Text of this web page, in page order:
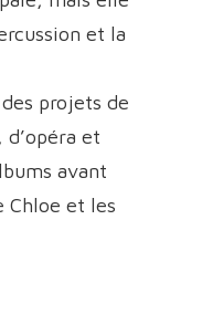
et la
projets de
et
avant
Chloe et les